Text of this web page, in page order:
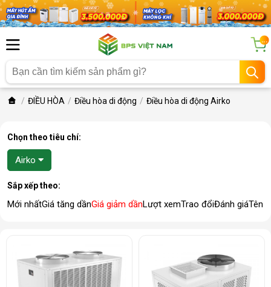
...
ĐIỀU HÒA Điều hòa di động Điều hòa di động Airko
Chọn theo tiêu chí:
Airko
Sắp xếp theo:
Mới nhấtGiá tăng dầnGiá giảm dầnLượt xemTrao đổiĐánh giáTên